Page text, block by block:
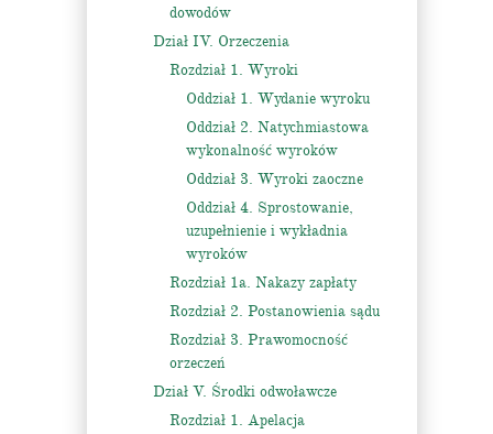
dowodów
Dział IV. Orzeczenia
Rozdział 1. Wyroki
Oddział 1. Wydanie wyroku
Oddział 2. Natychmiastowa
wykonalność wyroków
Oddział 3. Wyroki zaoczne
Oddział 4. Sprostowanie,
uzupełnienie i wykładnia
wyroków
Rozdział 1a. Nakazy zapłaty
Rozdział 2. Postanowienia sądu
Rozdział 3. Prawomocność
orzeczeń
Dział V. Środki odwoławcze
Rozdział 1. Apelacja